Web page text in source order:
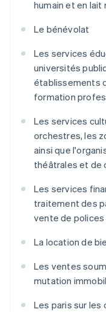
humain et en lait
Le bénévolat
Les services
universités
établissements
formation
Les services
orchestres, les
ainsi que
théâtrales et de
Les services
traitement des
vente de polices
La location de
Les ventes
mutation
Les paris sur